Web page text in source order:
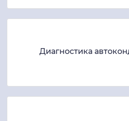
Диагностика